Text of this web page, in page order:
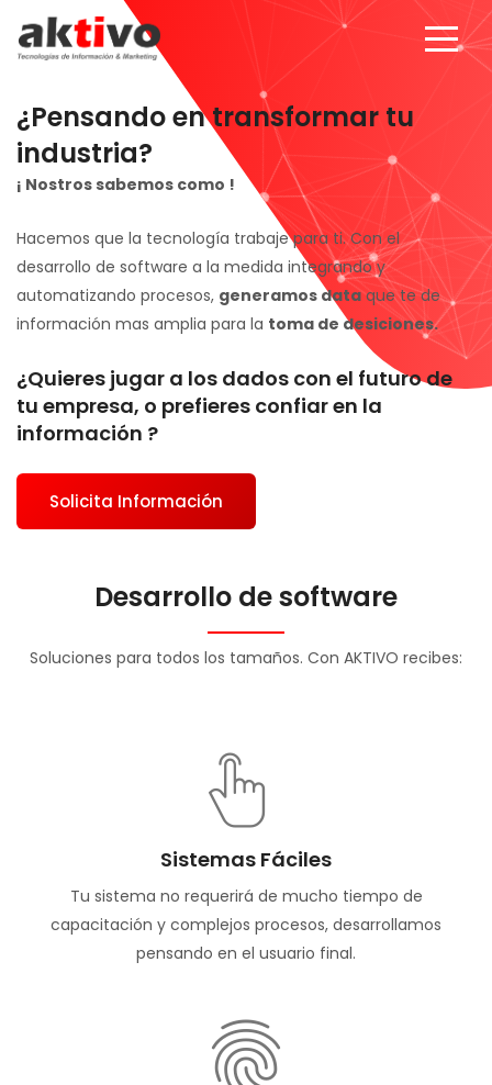
¿Pensando en transformar tu
industria?
¡ Nostros sabemos como !
Hacemos que la tecnología trabaje para ti. Con el
desarrollo de software a la medida integrando y
automatizando procesos, generamos data que te de
información mas amplia para la toma de desiciones.
¿Quieres jugar a los dados con el futuro de
tu empresa, o prefieres confiar en la
información ?
Solicita Información
Desarrollo de software
Soluciones para todos los tamaños. Con AKTIVO recibes:
Sistemas Fáciles
Tu sistema no requerirá de mucho tiempo de
capacitación y complejos procesos, desarrollamos
pensando en el usuario final.